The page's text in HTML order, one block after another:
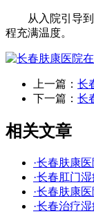
从入院引导到出
程充满温度。
上一篇： 长
下一篇： 长
相关文章
·长春肤康
·长春肛门
·长春肤康
·长春治疗